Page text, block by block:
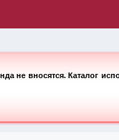
не вносятся. Каталог